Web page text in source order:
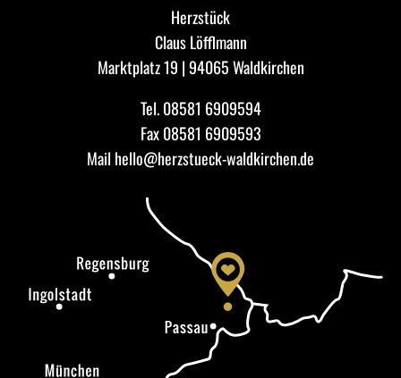
Herzstück
Claus Löfflmann
Marktplatz 19 | 94065 Waldkirchen
Tel.08581 6909594
Fax 08581 6909593
Mail hello@herzstueck-waldkirchen.de